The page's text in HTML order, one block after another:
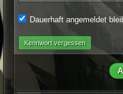
Dauerhaft angemeldet
Kennwort vergessen